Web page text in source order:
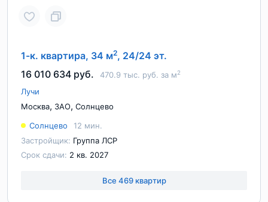
1-к. квартира, 34 м2, 24/24 эт.
16 010 634 руб.
470.9 тыс. руб. за м2
Лучи
Москва, ЗАО, Солнцево
Солнцево
12 мин.
Застройщик: Группа ЛСР
Срок сдачи: 2 кв. 2027
Все 469 квартир